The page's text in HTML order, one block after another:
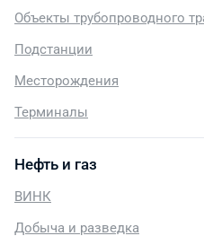
Объекты трубопроводного
Подстанции
Месторождения
Терминалы
Нефть и газ
ВИНК
Добыча и разведка